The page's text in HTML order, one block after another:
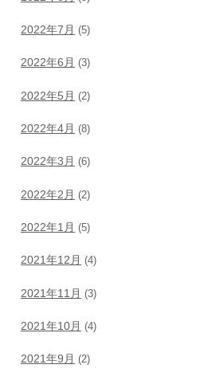
2022年7月 (5)
2022年6月 (3)
2022年5月 (2)
2022年4月 (8)
2022年3月 (6)
2022年2月 (2)
2022年1月 (5)
2021年12月 (4)
2021年11月 (3)
2021年10月 (4)
2021年9月 (2)